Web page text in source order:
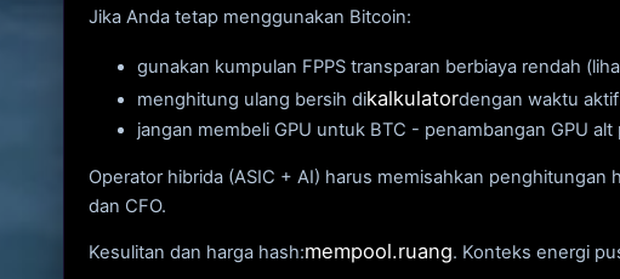
Jika Anda tetap menggunakan Bitcoin:
gunakan kumpulan FPPS transparan berbiaya rendah
menghitung ulang bersih dikalkulatordengan waktu aktif
jangan membeli GPU untuk BTC - penambangan GPU
Operator hibrida (ASIC + AI) harus memisahkan
dan CFO.
Kesulitan dan harga hash:mempool.ruang. Konteks energi